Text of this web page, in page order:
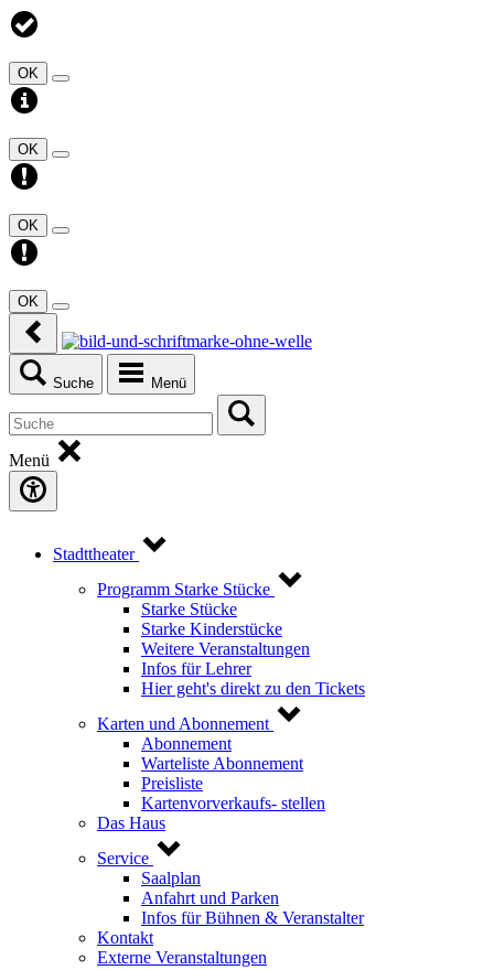
OK
OK
OK
OK
Suche Menü
Menü
Stadttheater
Programm Starke Stücke
Starke Stücke
Starke Kinderstücke
Weitere Veranstaltungen
Infos für Lehrer
Hier geht's direkt zu den Tickets
Karten und Abonnement
Abonnement
Warteliste Abonnement
Preisliste
Kartenvorverkaufs- stellen
Das Haus
Service
Saalplan
Anfahrt und Parken
Infos für Bühnen & Veranstalter
Kontakt
Externe Veranstaltungen